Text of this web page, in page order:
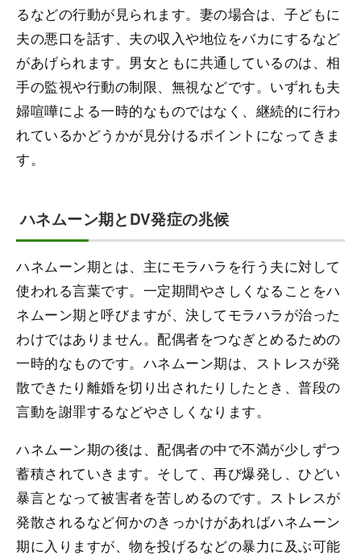
るなどの行動が見られます。妻の場合は、子どもに
夫の悪口を話す、夫の収入や地位をバカにするなど
があげられます。男女ともに共通しているのは、相
手の監視や行動の制限、無視などです。いずれも夫
婦喧嘩による一時的なものではなく、継続的に行わ
れているかどうかが見分けるポイントになってきま
す。
ハネムーン期とDV発症の兆候
ハネムーン期とは、主にモラハラを行う夫に対して
使われる言葉です。一定期間やさしくなることをハ
ネムーン期と呼びますが、決してモラハラが治った
わけではありません。配偶者をつなぎとめるための
一時的なものです。ハネムーン期は、ストレスが発
散できたり離婚を切り出されたりしたとき、普段の
言動を謝罪するなどやさしくなります。
ハネムーン期の後は、配偶者の中で不満が少しずつ
蓄積されていきます。そして、再び爆発し、ひどい
暴言となって被害者を苦しめるのです。ストレスが
発散されるなど何かのきっかけがあればハネムーン
期に入りますが、物を投げるなどの暴力に及ぶ可能